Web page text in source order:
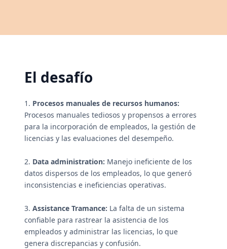
El desafío
1. Procesos manuales de recursos humanos:
Procesos manuales tediosos y propensos a errores
para la incorporación de empleados, la gestión de
licencias y las evaluaciones del desempeño.
2. Data administration: Manejo ineficiente de los
datos dispersos de los empleados, lo que generó
inconsistencias e ineficiencias operativas.
3. Assistance Tramance: La falta de un sistema
confiable para rastrear la asistencia de los
empleados y administrar las licencias, lo que
genera discrepancias y confusión.